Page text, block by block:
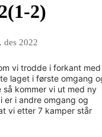
2)
des 2022
vi trodde i forkant med
laget i første omgang
kommer vi ut med ny
er i andre omgang og
vi etter 7 kamper står